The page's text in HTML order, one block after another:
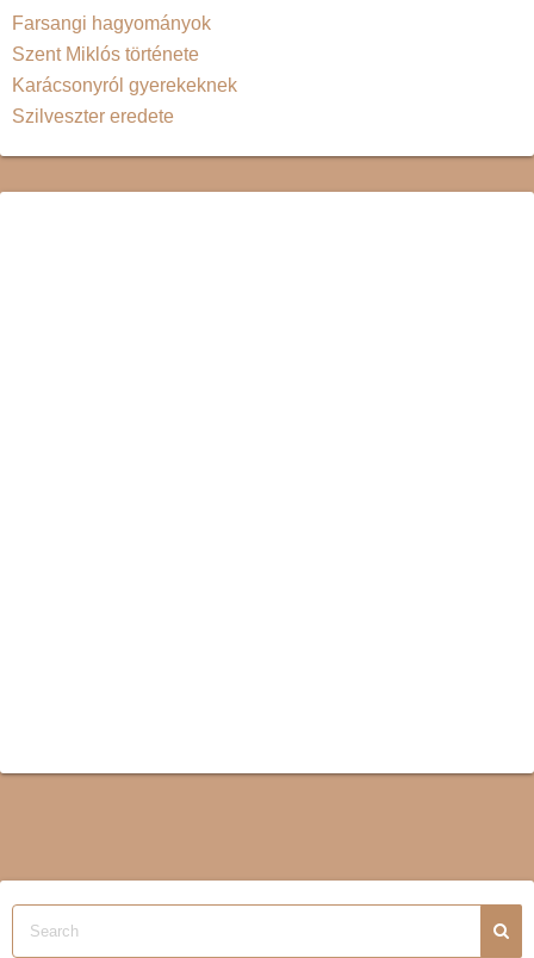
Farsangi hagyományok
Szent Miklós története
Karácsonyról gyerekeknek
Szilveszter eredete